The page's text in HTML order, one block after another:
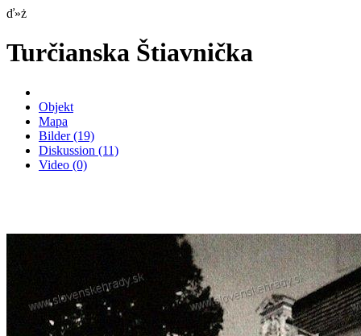
ď»ż
Turčianska Štiavnička
Objekt
Mapa
Bilder(19)
Diskussion (11)
Video (0)